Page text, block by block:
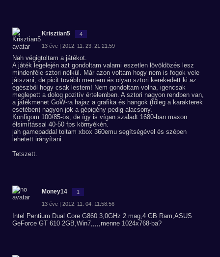
Krisztian5 4
13 éve | 2012. 11. 23. 21:21:59
Nah végigtoltam a játékot.
A játék legelején azt gondoltam valami eszetlen lövöldözés lesz
mindenféle sztori nélkül. Már azon voltam hogy nem is fogok vele
játszani, de picit tovább mentem és olyan sztori kerekedett ki az
egészből hogy csak lestem! Nem gondoltam volna, igencsak
meglepett a dolog pozitív értelemben. A sztori nagyon rendben van,
a játékmenet GoW-ra hajaz a grafika és hangok (főleg a karakterek
esetében) nagyon jók a gépigény pedig alacsony.
Konfigom 100/85-ös, de így is vígan szaladt 1680-ban maxon
élsimítással 40-50 fps környékén.
jah gamepaddal toltam xbox 360emu segítségével és szépen
lehetett irányítani.
Tetszett.
Money14 1
13 éve | 2012. 11. 04. 11:58:56
Intel Pentium Dual Core G860 3,0GHz 2 mag,4 GB Ram,ASUS
GeForce GT 610 2GB,Win7,,,,,menne 1024x768-ba?